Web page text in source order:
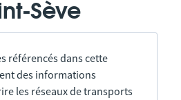
Sève
référencés dans cette
des informations
les réseaux de transports